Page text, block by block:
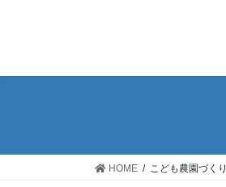
HOME こども農園づくり